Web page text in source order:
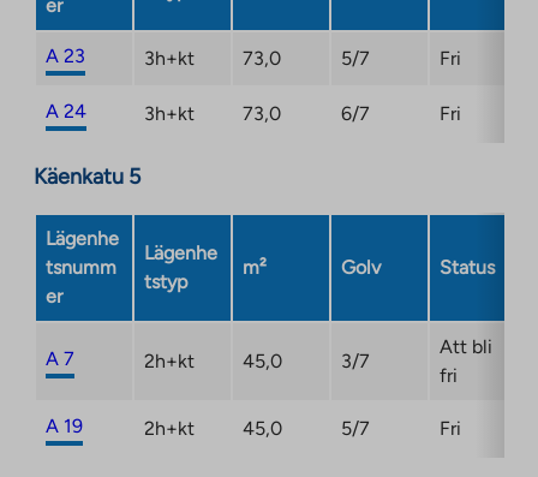
er
A 23 3h+kt 73,0 5/7 Fri
A 24 3h+kt 73,0 6/7 Fri
Käenkatu 5
Lägenhe
tsnumm
er
Lägenhe
tstyp
m² Golv Status
A 7 2h+kt 45,0 3/7
Att bli
fri
A 19 2h+kt 45,0 5/7 Fri